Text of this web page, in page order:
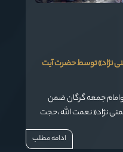
نژاد» توسط حضرت آیت
وامام جمعه گرگان ضمن
نژاد« نعمت الله ،حجت
ادامه مطلب